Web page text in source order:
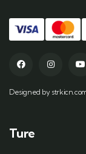
Designed by
Ture